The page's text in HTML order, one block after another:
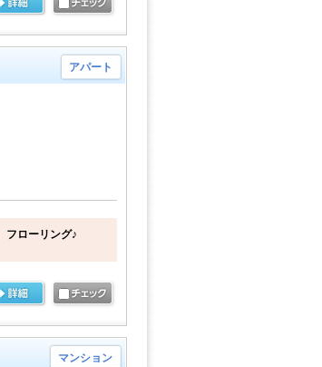
アパート
ローリング♪
マンション